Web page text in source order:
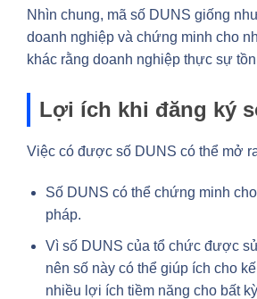
Nhìn chung, mã số DUNS giống
doanh nghiệp và chứng minh cho
khác rằng doanh nghiệp thực sự
Lợi ích khi đăng ký
Việc có được số DUNS có thể mở
Số DUNS có thể chứng minh
pháp.
Vì số DUNS của tổ chức được
nên số này có thể giúp ích cho
nhiều lợi ích tiềm năng cho bất